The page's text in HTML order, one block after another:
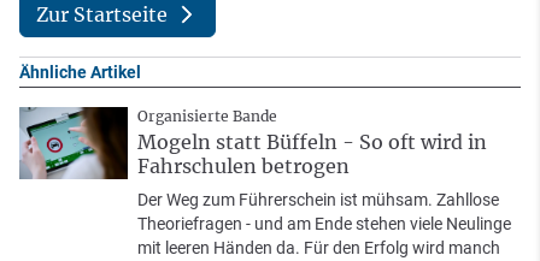
Zur Startseite
Ähnliche Artikel
Organisierte Bande
Mogeln statt Büffeln - So oft wird in
Fahrschulen betrogen
Der Weg zum Führerschein ist mühsam. Zahllose
Theoriefragen - und am Ende stehen viele Neulinge
mit leeren Händen da. Für den Erfolg wird manch